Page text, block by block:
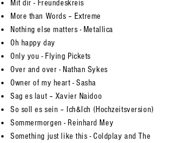
Mit dir - Freundeskreis
More than Words – Extreme
Nothing else matters - Metallica
Oh happy day
Only you - Flying Pickets
Over and over - Nathan Sykes
​Owner of my heart - Sasha
Sag es laut – Xavier Naidoo
So soll es sein – Ich&Ich (Hochzeitsversion)
Sommermorgen - Reinhard Mey
Something just like this - Coldplay and The